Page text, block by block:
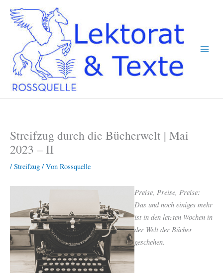
Inhalt
springen
Streifzug durch die Bücherwelt | Mai
2023 – II
/ Streifzug / Von Rossquelle
Preise, Preise, Preise:
Das und noch einiges mehr
ist in den letzten Wochen in
der Welt der Bücher
geschehen.